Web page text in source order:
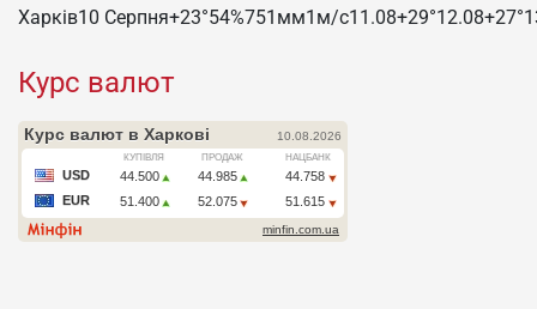
Харків10 Серпня+23°54%751 мм1 м/c11.08+29°12.08+27°
Курс валют